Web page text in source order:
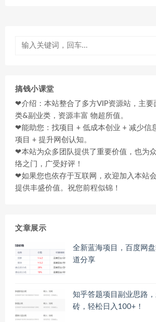
搞钱小课堂
❤介绍：本站整合了多方VIP资源站，主要
类&副业类，资源丰富 物超所值。
❤能助您：找项目 + 低成本创业 + 减少信
项目 + 提升网创认知。
❤本站为众多团队提供了重要价值，也为
络之门，广受好评！
❤如果您也依存于互联网，欢迎加入本站
提供丰盛价值。祝您前程似锦！
文章展示
全新蓝海项目，百度网
道分享
知乎答题项目副业思路
砖，轻松日入100+！